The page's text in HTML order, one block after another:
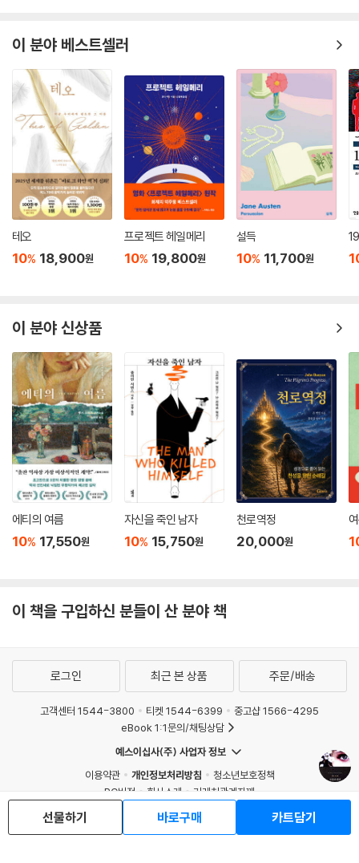
이 분야 베스트셀러
테오
10% 18,900원
프로젝트 헤일메리
10% 19,800원
설득
10% 11,700원
이 분야 신상품
에티의 여름
10% 17,550원
자신을 죽인 남자
10% 15,750원
천로역정
20,000원
이 책을 구입하신 분들이 산 분야 책
선물하기 바로구매 카트담기
로그인 최근 본 상품 주문/배송
고객센터 1544-3800 티켓 1544-6399
중고샵 1566-4295
eBook 1:1문의/채팅상담
예스이십사(주) 사업자 정보
이용약관
개인정보처리방침
청소년보호정책
PC버전
회사소개
거래처관계자께
도서홍보
광고
Copyright © YES24 Corp. All Rights Reserved.